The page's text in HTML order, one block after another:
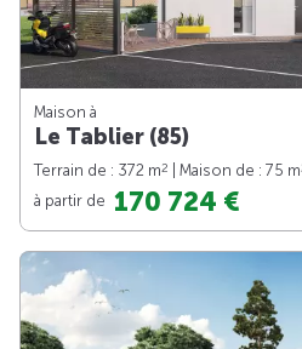
Maison à
Le Tablier (85)
Terrain de : 372 m2 | Maison de : 75 m
à partir de 170 724 €